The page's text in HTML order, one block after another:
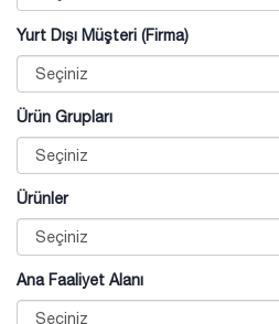
Yurt Dışı Müşteri (Firma)
Ürün Grupları
Ürünler
Ana Faaliyet Alanı